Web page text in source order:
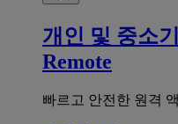
개인 및 중소
Remote
빠르고 안전한 원격